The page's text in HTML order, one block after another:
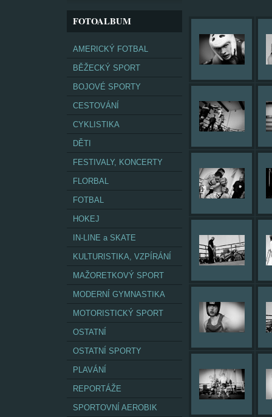
FOTOALBUM
AMERICKÝ FOTBAL
BĚŽECKÝ SPORT
BOJOVÉ SPORTY
CESTOVÁNÍ
CYKLISTIKA
DĚTI
FESTIVALY, KONCERTY
FLORBAL
FOTBAL
HOKEJ
IN-LINE a SKATE
KULTURISTIKA, VZPÍRÁNÍ
MAŽORETKOVÝ SPORT
MODERNÍ GYMNASTIKA
MOTORISTICKÝ SPORT
OSTATNÍ
OSTATNÍ SPORTY
PLAVÁNÍ
REPORTÁŽE
SPORTOVNÍ AEROBIK